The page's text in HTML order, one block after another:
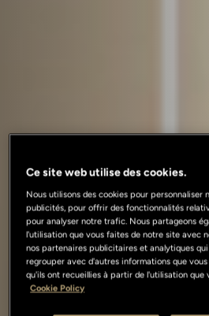
Ce site web utilise des cookies.
Nous utilisons des cookies pour personnaliser
publicités, pour offrir des fonctionnalités
pour analyser notre trafic. Nous partageons
l'utilisation que vous faites de notre site avec
nos partenaires publicitaires et analytiques
regrouper avec d'autres informations que
qu'ils ont recueillies à partir de l'utilisation que
Cookie Policy